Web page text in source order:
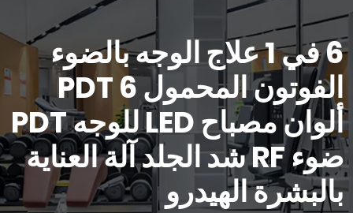
6 في 1 علاج الوجه بالضوء
الفوتون المحمول PDT 6
ألوان مصباح LED للوجه PDT
ضوء RF شد الجلد آلة العناية
بالبشرة الهيدرو